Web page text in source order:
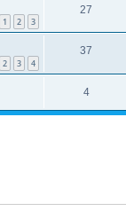
1 2 3
27
2 3 4
37
4